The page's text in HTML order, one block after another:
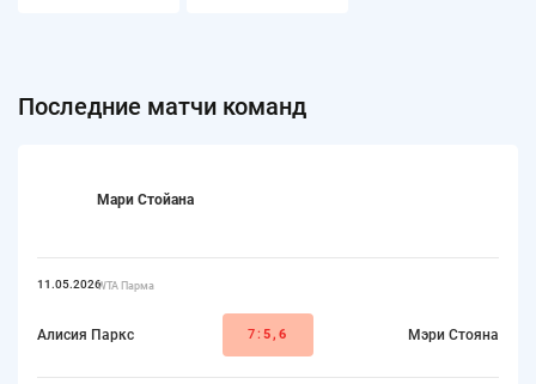
Последние матчи команд
Мари Стойана
11.05.2026WTA Парма
Алисия Паркс 7: 5,6 Мэри Стояна